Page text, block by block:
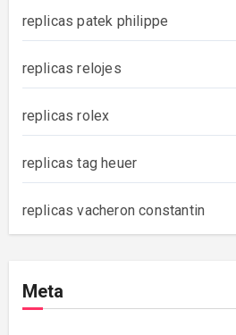
replicas patek philippe
replicas relojes
replicas rolex
replicas tag heuer
replicas vacheron constantin
Meta